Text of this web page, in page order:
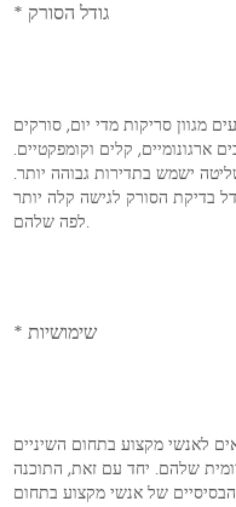
* גודל הסורק
מגוון סריקות מדי יום, סורקים
ארגונומיים, קלים וקומפקטיים.
ישמש בתדירות גבוהה יותר.
בדיקת הסורק לגישה קלה יותר
* שימושיות
לאנשי מקצוע בתחום השיניים
שלהם. יחד עם זאת, התוכנה
של אנשי מקצוע בתחום